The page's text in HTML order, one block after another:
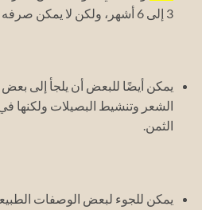
3 إلى 6 أشهر، ولكن لا يمكن صرفه إلا بوصفة طبية.
يمكن أيضًا للبعض أن يلجأ إلى بعض
الشعر وتنشيط البصيلات ولكنها
الثمن.
يمكن للجوء لبعض الوصفات